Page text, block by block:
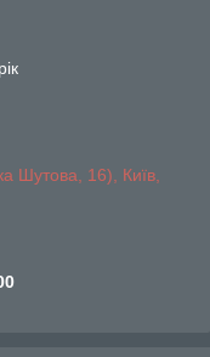
Шутова, 16), Київ,